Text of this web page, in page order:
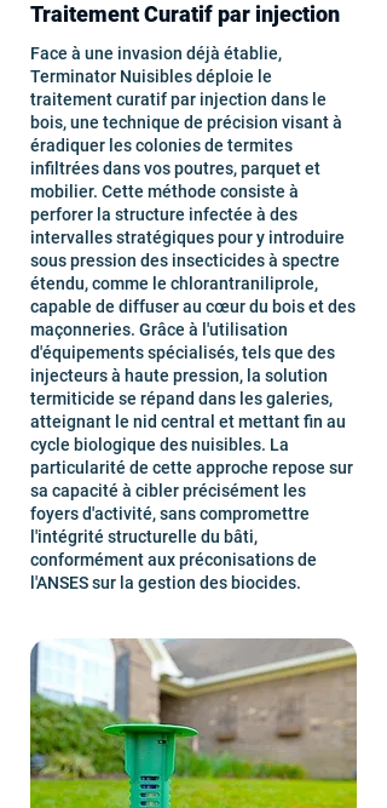
Traitement Curatif par injection
Face à une invasion déjà établie,
Terminator Nuisibles déploie le
traitement curatif par injection dans le
bois, une technique de précision visant à
éradiquer les colonies de termites
infiltrées dans vos poutres, parquet et
mobilier. Cette méthode consiste à
perforer la structure infectée à des
intervalles stratégiques pour y introduire
sous pression des insecticides à spectre
étendu, comme le chlorantraniliprole,
capable de diffuser au cœur du bois et des
maçonneries. Grâce à l'utilisation
d'équipements spécialisés, tels que des
injecteurs à haute pression, la solution
termiticide se répand dans les galeries,
atteignant le nid central et mettant fin au
cycle biologique des nuisibles. La
particularité de cette approche repose sur
sa capacité à cibler précisément les
foyers d'activité, sans compromettre
l'intégrité structurelle du bâti,
conformément aux préconisations de
l'ANSES sur la gestion des biocides.